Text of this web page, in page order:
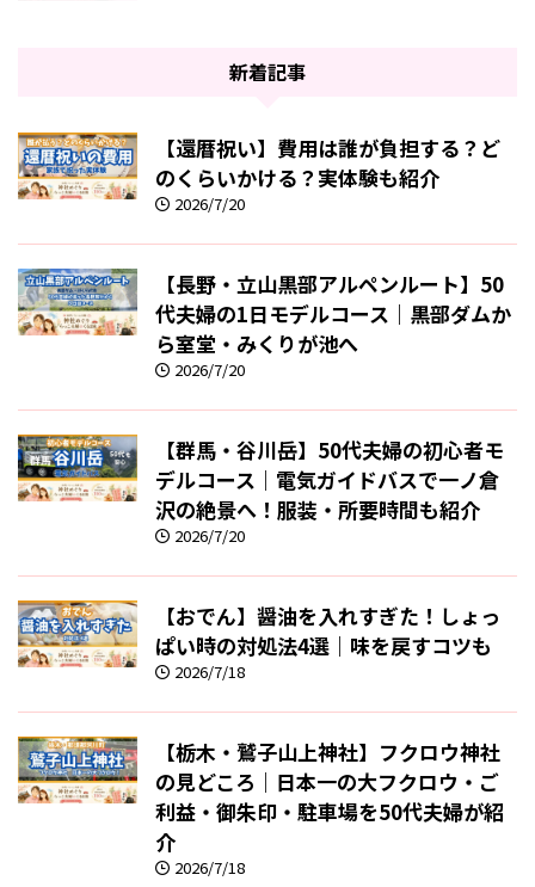
新着記事
【還暦祝い】費用は誰が負担する？ど
のくらいかける？実体験も紹介
2026/7/20
【長野・立山黒部アルペンルート】50
代夫婦の1日モデルコース｜黒部ダムか
ら室堂・みくりが池へ
2026/7/20
【群馬・谷川岳】50代夫婦の初心者モ
デルコース｜電気ガイドバスで一ノ倉
沢の絶景へ！服装・所要時間も紹介
2026/7/20
【おでん】醤油を入れすぎた！しょっ
ぱい時の対処法4選｜味を戻すコツも
2026/7/18
【栃木・鷲子山上神社】フクロウ神社
の見どころ｜日本一の大フクロウ・ご
利益・御朱印・駐車場を50代夫婦が紹
介
2026/7/18